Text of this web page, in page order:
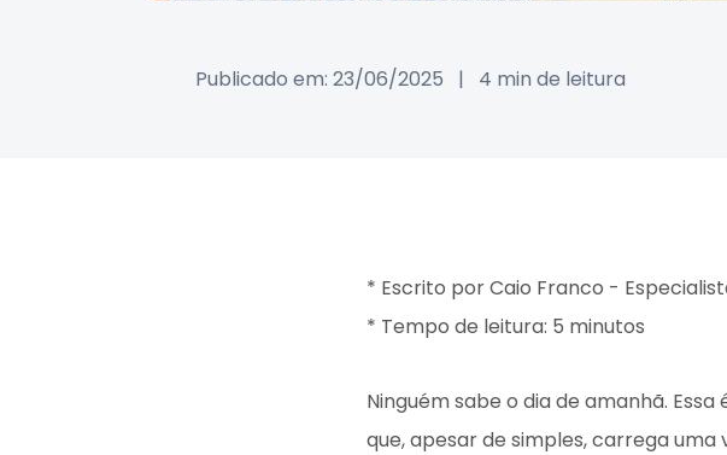
Publicado em: 23/06/2025 | 4 min de leitura
* Escrito por Caio Franco -
* Tempo de leitura: 5 minutos
Ninguém sabe o dia de amanhã.
que, apesar de simples, carrega